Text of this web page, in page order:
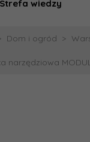
Strefa wiedzy
Dom i ogród
narzędziowa